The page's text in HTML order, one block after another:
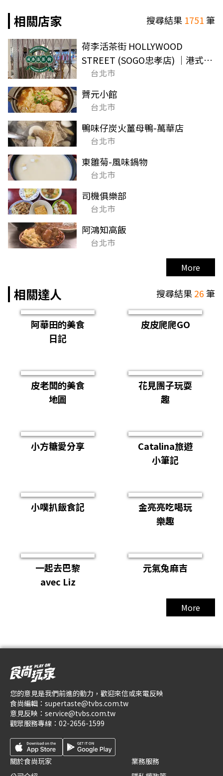
相關店家 搜尋結果 1751筆
荷李活茶街 HOLLYWOOD
STREET (SOGO忠孝店) ｜港式飲
茶 手工點心 台北美食 大
台北市
薺元小館
台北市
鴨味仔炭火薑母鴨-萬華店
台北市
東雛菊-風味鍋物
台北市
司機俱樂部
台北市
阿鴻知高飯
台北市
More
相關達人 搜尋結果26筆
阿華田的美食
日記
皮皮爬爬GO
皮老闆的美食
地圖
花見團子玩耍
趣
小方糖愛分享
Catalina旅遊
小筆記
小噗扒飯食記
金亮亮吃喝玩
樂趣
一起去巴黎
avec Liz
元氣兔麻吉
More
您的意見是我們前進的動力，歡迎來信或來電反映
食尚編輯： supertaste@tvbs.com.tw
意見反映： service@tvbs.com.tw
觀眾服務專線： 02-2656-1599
關於食尚玩家
業務服務